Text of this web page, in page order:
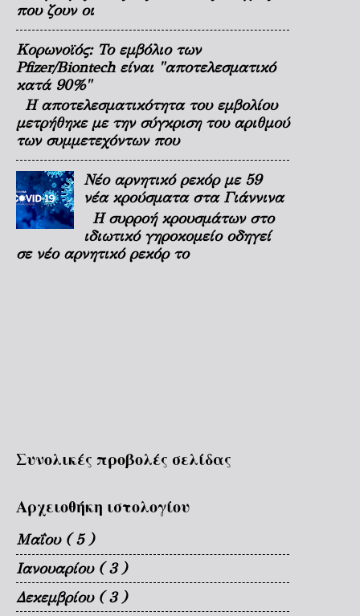
που ζουν οι
Κορωνοϊός: Το εμβόλιο των
Pfizer/Biontech είναι "αποτελεσματικό
κατά 90%"
Η αποτελεσματικότητα του εμβολίου
μετρήθηκε με την σύγκριση του αριθμού
των συμμετεχόντων που
Νέο αρνητικό ρεκόρ με 59
νέα κρούσματα στα Γιάννινα
Η συρροή κρουσμάτων στο
ιδιωτικό γηροκομείο οδηγεί
σε νέο αρνητικό ρεκόρ το
Συνολικές προβολές σελίδας
Αρχειοθήκη ιστολογίου
Μαΐου ( 5 )
Ιανουαρίου ( 3 )
Δεκεμβρίου ( 3 )